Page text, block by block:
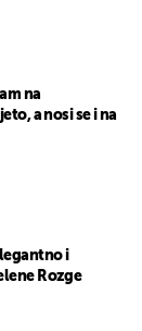
na
a nosi se i na
i
Rozge